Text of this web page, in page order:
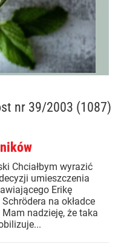
nr 39/2003 (1087)
Chciałbym wyrazić
umieszczenia
Erikę
na okładce
nadzieję, że taka